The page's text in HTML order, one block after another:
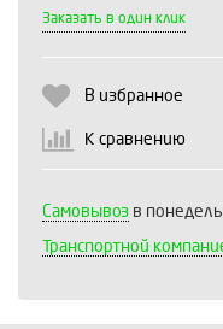
Заказать в один клик
В избранное
К сравнению
Самовывоз в
Транспортной